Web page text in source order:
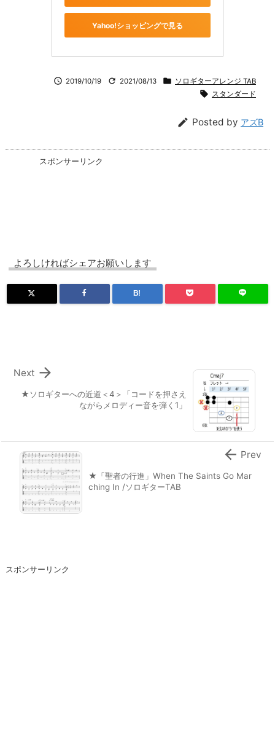
Yahoo!ショッピングで見る
 2019/10/19  2021/08/13  ソロギターアレンジ TAB
 スタンダード
 Posted by アズB
スポンサーリンク
よろしければシェアお願いします
B!
★ソロギターへの近道＜4＞「コードを押さえ
ながらメロディー音を弾く1」

Next
★「聖者の行進」When The Saints Go Mar
ching In /ソロギターTAB
 Prev
スポンサーリンク